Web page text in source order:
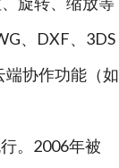
、DXF、3DS
端协作功能（如
。2006年被